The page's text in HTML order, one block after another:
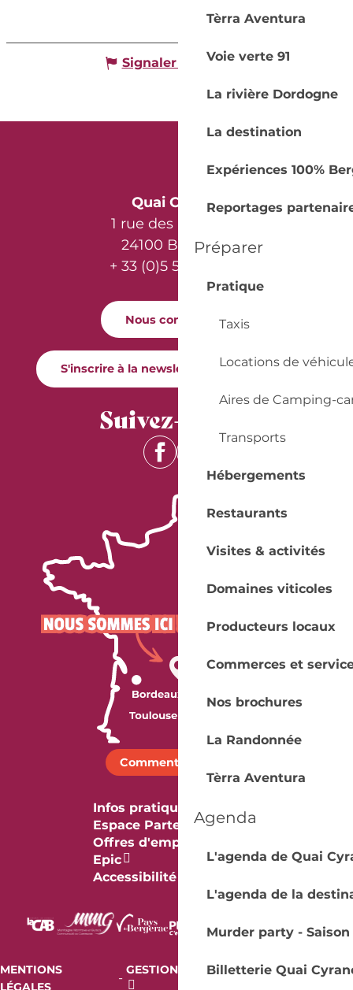
Tèrra Aventura
Voie verte 91
La rivière Dordogne
La destination
Expériences 100%
Reportages
Préparer
Pratique
Taxis
Locations de
Aires de Camping-
Transports
Hébergements
Restaurants
Visites & activités
Domaines viticoles
Producteurs locaux
Commerces et
Nos brochures
La Randonnée
Tèrra Aventura
Agenda
L'agenda de Quai
L'agenda de la
Murder party - Saison
Billetterie Quai
Signaler une erreur
Quai Cyrano
1 rue des Récollets
24100 Bergerac
+ 33 (0)5 53 57 03 11
Nous contacter
S'inscrire à la newsletter Quai Cyrano
Suivez-nous !
Comment venir ?
Infos pratiques
Espace Partenaires
Offres d'emploi & stage
Epic
Accessibilité
MENTIONS
LÉGALES
-
GESTION DES COOKIES
-
AUDIT